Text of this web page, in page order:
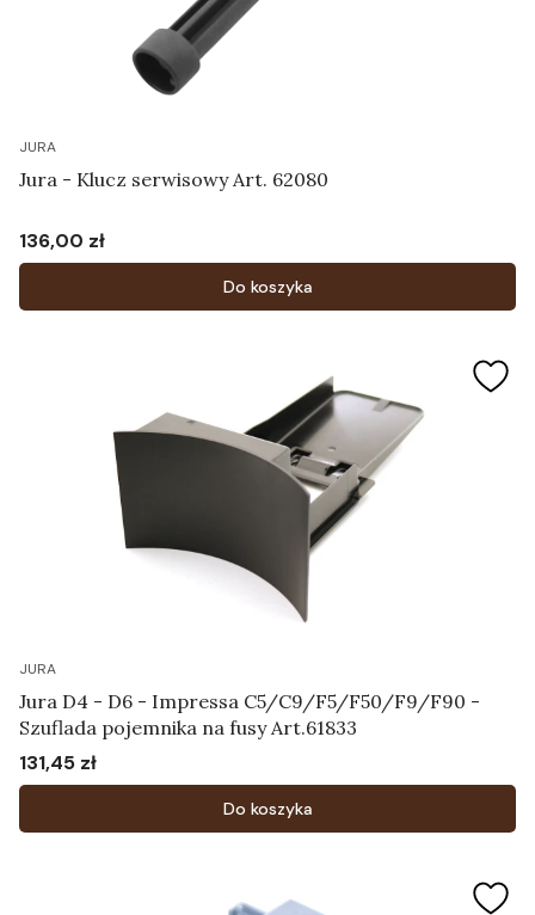
JURA
Jura - Klucz serwisowy Art. 62080
Cena
136,00 zł
Do koszyka
JURA
Jura D4 - D6 - Impressa C5/C9/F5/F50/F9/F90 -
Szuflada pojemnika na fusy Art.61833
Cena
131,45 zł
Do koszyka